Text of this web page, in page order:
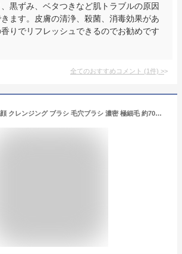
黒ずみ、ベタつきなど肌トラブルの原因
ます。皮膚の清浄、殺菌、消毒効果があ
りでリフレッシュできるのでお勧めです
全てのおすすめコメント (1件) >
洗顔ブラシ 洗顔 クレンジング ブラシ 毛穴ブラシ 濃密 極細毛 約70マイクロメートル 約20万本 W使い 毛穴の汚れ 角質をスッキリ 泡立つ 泡洗顔透明肌 ダブル竹炭洗顔ブラシ [コジット] 凹凸ブラシ 反対面のシリコンブラシでクレンジング 毛穴 泡 2way シリコン 竹炭